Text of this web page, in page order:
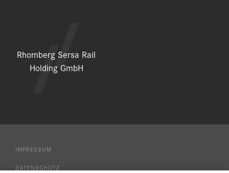
Rhomberg Sersa Rail
Holding GmbH
IMPRESSUM
DATENSCHUTZ